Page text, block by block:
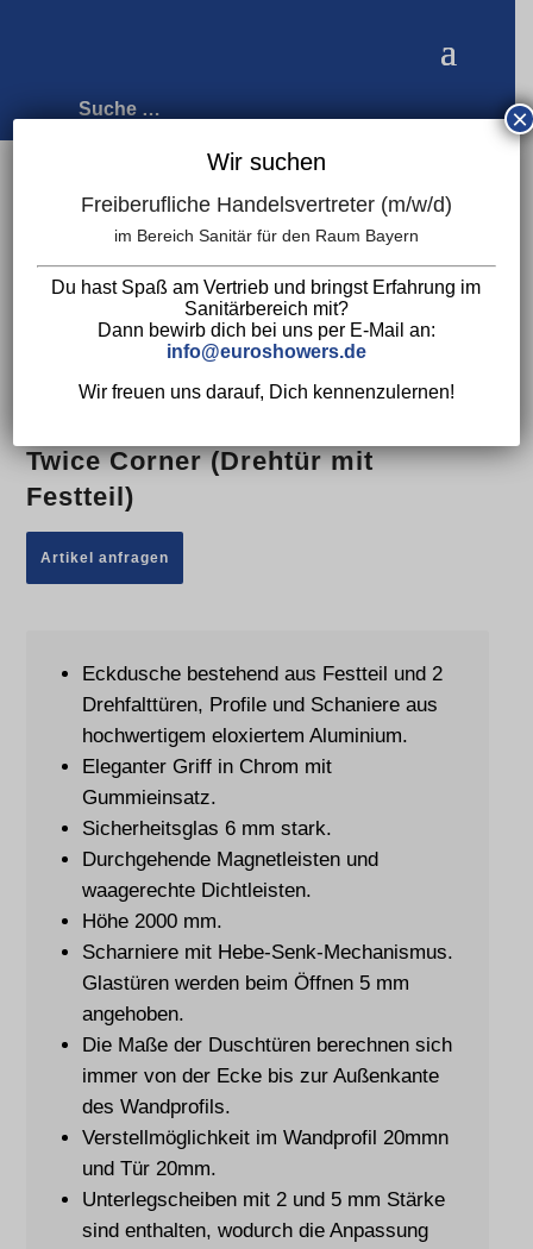
Duschtüren/Duschabtrennungen &
Duschtüren/Eckkabinen/ Twice Corner
(Drehtür mit Festteil)
Twice Corner (Drehtür mit
Festteil)
Artikel anfragen
Eckdusche bestehend aus Festteil und 2
Drehfalttüren, Profile und Schaniere aus
hochwertigem eloxiertem Aluminium.
Eleganter Griff in Chrom mit
Gummieinsatz.
Sicherheitsglas 6 mm stark.
Durchgehende Magnetleisten und
waagerechte Dichtleisten.
Höhe 2000 mm.
Scharniere mit Hebe-Senk-Mechanismus.
Glastüren werden beim Öffnen 5 mm
angehoben.
Die Maße der Duschtüren berechnen sich
immer von der Ecke bis zur Außenkante
des Wandprofils.
Verstellmöglichkeit im Wandprofil 20mmn
und Tür 20mm.
Unterlegscheiben mit 2 und 5 mm Stärke
sind enthalten, wodurch die Anpassung
Wir suchen
Freiberufliche Handelsvertreter (m/w/d)
im Bereich Sanitär für den Raum Bayern
Du hast Spaß am Vertrieb und bringst Erfahrung im
Sanitärbereich mit?
Dann bewirb dich bei uns per E-Mail an:
info@euroshowers.de
Wir freuen uns darauf, Dich kennenzulernen!
×